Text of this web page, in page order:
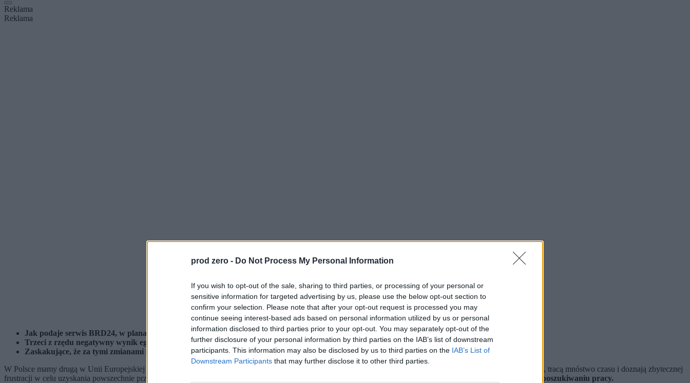
prod zero - Do Not Process My Personal Information
If you wish to opt-out of the sale, sharing to third parties, or processing of your personal or
sensitive information for targeted advertising by us, please use the below opt-out section to
confirm your selection. Please note that after your opt-out request is processed you may
continue seeing interest-based ads based on personal information utilized by us or personal
information disclosed to third parties prior to your opt-out. You may separately opt-out of the
further disclosure of your personal information by third parties on the IAB’s list of downstream
participants. This information may also be disclosed by us to third parties on the IAB’s List of
Downstream Participants that may further disclose it to other third parties.
Reklama
Reklama
Jak podaje serwis BRD24, w planach jest istotna zmiana zasad egzaminów na prawo jazdy.
Trzeci z rzędu negatywny wynik egzaminu ma skutkować powrotem na kurs i koniecznością wykupienia dodatkowych jazd.
Zaskakujące, że za tymi zmianami stoją akurat przedstawiciele właścicieli szkół jazdy. A to nie koniec niespodzianek.
W Polsce mamy drugą w Unii Europejskiej najniższą zdawalność egzaminów na prawo jazdy. To wcale nie jest dobra wiadomość, bo kursanci wydają dużo pieniędzy, tracą mnóstwo czasu i doznają zbytecznej
frustracji w celu uzyskania powszechnie przydatnej umiejętności.
Nie każdy musi i chce mieć samochód, ale brak prawa jazdy to istotne ograniczenie choćby w poszukiwaniu pracy.